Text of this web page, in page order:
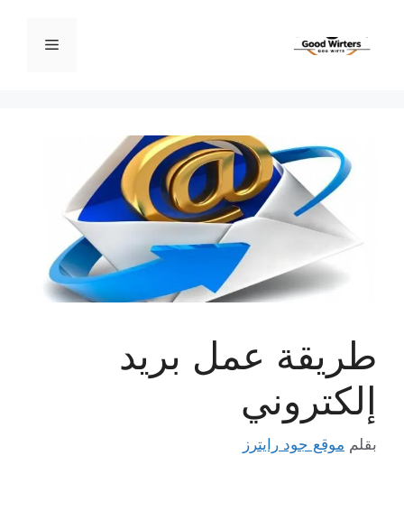
المحتوى
القائمة
طريقة عمل بريد
إلكتروني
بقلم موقع جود رايترز